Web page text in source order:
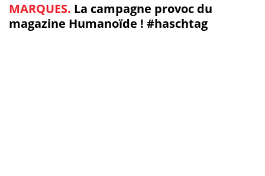
MARQUES. La campagne provoc du
magazine Humanoïde ! #haschtag